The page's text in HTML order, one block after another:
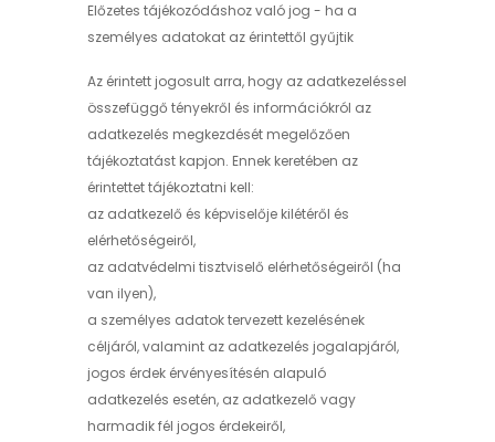
Előzetes tájékozódáshoz való jog - ha a
személyes adatokat az érintettől gyűjtik
Az érintett jogosult arra, hogy az adatkezeléssel
összefüggő tényekről és információkról az
adatkezelés megkezdését megelőzően
tájékoztatást kapjon. Ennek keretében az
érintettet tájékoztatni kell:
az adatkezelő és képviselője kilétéről és
elérhetőségeiről,
az adatvédelmi tisztviselő elérhetőségeiről (ha
van ilyen),
a személyes adatok tervezett kezelésének
céljáról, valamint az adatkezelés jogalapjáról,
jogos érdek érvényesítésén alapuló
adatkezelés esetén, az adatkezelő vagy
harmadik fél jogos érdekeiről,